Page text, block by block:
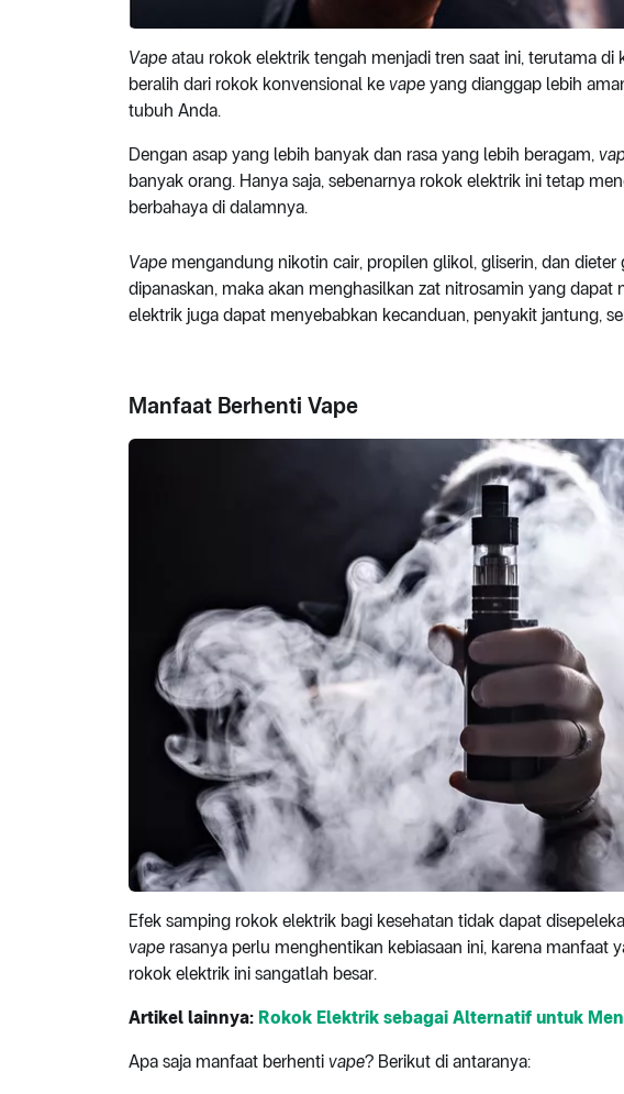
Vape atau rokok elektrik tengah menjadi tren saat ini, terutama
beralih dari rokok konvensional ke vape yang dianggap lebih
tubuh Anda.
Dengan asap yang lebih banyak dan rasa yang lebih beragam,
banyak orang. Hanya saja, sebenarnya rokok elektrik ini tetap
berbahaya di dalamnya.
Vape mengandung nikotin cair, propilen glikol, gliserin, dan
dipanaskan, maka akan menghasilkan zat nitrosamin yang dapat
elektrik juga dapat menyebabkan kecanduan, penyakit jantung,
Manfaat Berhenti Vape
Efek samping rokok elektrik bagi kesehatan tidak dapat
vape rasanya perlu menghentikan kebiasaan ini, karena manfaat
rokok elektrik ini sangatlah besar.
Artikel lainnya: Rokok Elektrik sebagai Alternatif untuk
Apa saja manfaat berhenti vape? Berikut di antaranya: